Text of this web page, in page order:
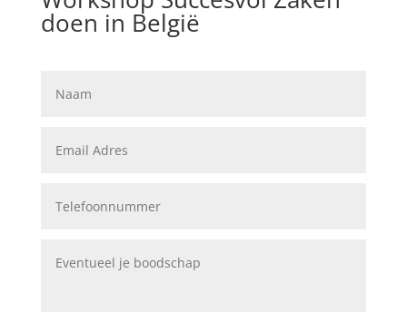
doen in België